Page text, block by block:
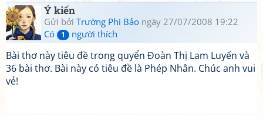
Ý kiến
Gửi bởi Trường Phi Bảo ngày 27/07/2008 19:22
Có
1 người thích
Bài thơ này tiêu đề trong quyển Đoàn Thị Lam Luyến và
36 bài thơ. Bài này có tiêu đề là Phép Nhân. Chúc anh vui
vẻ!